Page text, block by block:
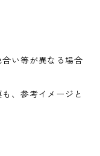
い等が異なる場合
、参考イメージと